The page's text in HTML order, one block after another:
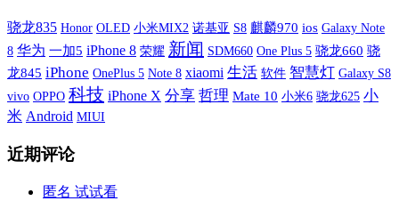
骁龙835 Honor OLED 小米MIX2 诺基亚 S8 麒麟970 ios Galaxy Note
8 华为 一加5 iPhone 8 荣耀 新闻 SDM660 One Plus 5 骁龙660 骁
龙845 iPhone OnePlus 5 Note 8 xiaomi 生活 软件 智慧灯 Galaxy S8
vivo OPPO 科技 iPhone X 分享 哲理 Mate 10 小米6 骁龙625 小
米 Android MIUI
近期评论
匿名 试试看